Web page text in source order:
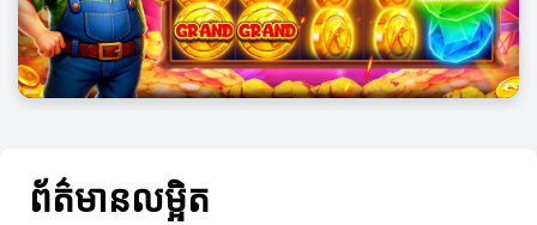
ព័ត៌មានលម្អិត